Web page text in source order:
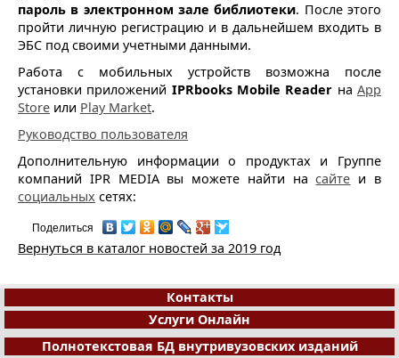
пароль в электронном зале библиотеки. После этого
пройти личную регистрацию и в дальнейшем входить в
ЭБС под своими учетными данными.
Работа с мобильных устройств возможна после
установки приложений IPRbooks Mobile Reader наApp
Store или Play Market.
Руководство пользователя
Дополнительную информации о продуктах и Группе
компаний IPR MEDIA вы можете найти насайте и в
социальных сетях:
Поделиться
Вернуться в каталог новостей за 2019 год
Контакты
Услуги Онлайн
Полнотекстовая БД внутривузовских изданий